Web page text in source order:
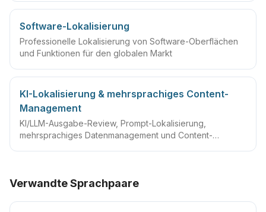
Software-Lokalisierung
Professionelle Lokalisierung von Software-Oberflächen
und Funktionen für den globalen Markt
KI-Lokalisierung & mehrsprachiges Content-
Management
KI/LLM-Ausgabe-Review, Prompt-Lokalisierung,
mehrsprachiges Datenmanagement und Content-
Verwandte Sprachpaare